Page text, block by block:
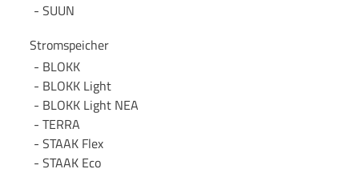
SUUN
Stromspeicher
BLOKK
BLOKK Light
BLOKK Light NEA
TERRA
STAAK Flex
STAAK Eco